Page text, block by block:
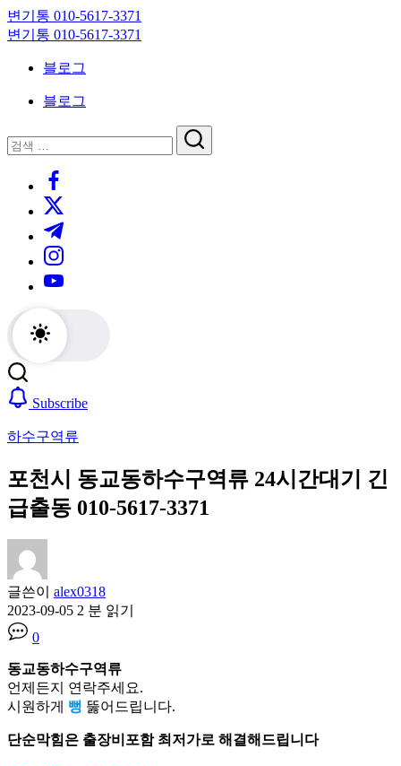
Skip
to
content
변기통 010-5617-3371
변
대
기
변기통 010-5617-3371
크
대
기
블로그
블로그
닫
기
검
검
https://www.facebook.com/
https://twitter.com/
https://t.me/
https://www.instagram.com/
https://youtube.com/
Subscribe
하수구역류
포천시 동교동하수구역류 24시간대기 긴
급출동 010-5617-3371
글쓴이 alex0318
2023-09-05 2 분 읽기
0
동교동하수구역류
언제든지 연락주세요.
시원하게 뻥 뚫어드립니다.
단순막힘은 출장비포함 최저가로 해결해드립니다